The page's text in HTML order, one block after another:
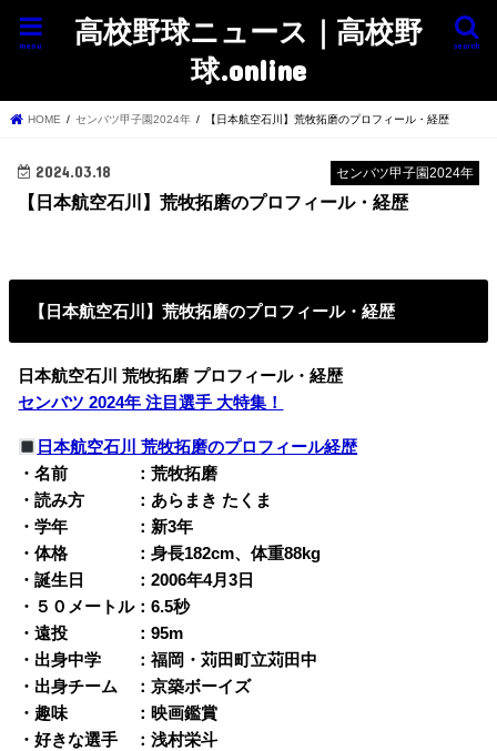
高校野球ニュース｜高校野
球.online
search
menu
HOME センバツ甲子園2024年 【日本航空石川】荒牧拓磨のプロフィール・経歴
センバツ甲子園2024年
2024.03.18
【日本航空石川】荒牧拓磨のプロフィール・経歴
【日本航空石川】荒牧拓磨のプロフィール・経歴
日本航空石川 荒牧拓磨 プロフィール・経歴
センバツ 2024年 注目選手 大特集！
日本航空石川 荒牧拓磨のプロフィール経歴
・名前 ：荒牧拓磨
・読み方 ：あらまき たくま
・学年 ：新3年
・体格 ：身長182cm、体重88kg
・誕生日 ：2006年4月3日
・５０メートル：6.5秒
・遠投 ：95m
・出身中学 ：福岡・苅田町立苅田中
・出身チーム ：京築ボーイズ
・趣味 ：映画鑑賞
・好きな選手 ：浅村栄斗